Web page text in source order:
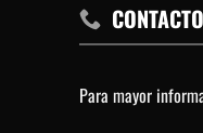
CONTACTO
Para mayor